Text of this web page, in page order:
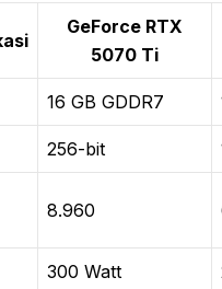
GeForce RTX
5070 Ti
16 GB GDDR7
256-bit
8.960
300 Watt